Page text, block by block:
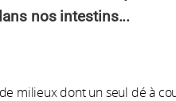
nos intestins...
milieux dont un seul dé à